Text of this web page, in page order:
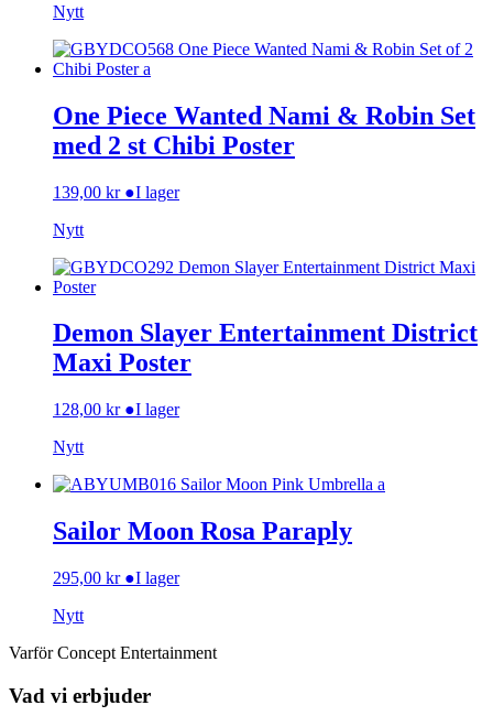
Nytt
One Piece Wanted Nami & Robin Set
med 2 st Chibi Poster
139,00 kr ●I lager
Nytt
Demon Slayer Entertainment District
Maxi Poster
128,00 kr ●I lager
Nytt
Sailor Moon Rosa Paraply
295,00 kr ●I lager
Nytt
Varför Concept Entertainment
Vad vi erbjuder